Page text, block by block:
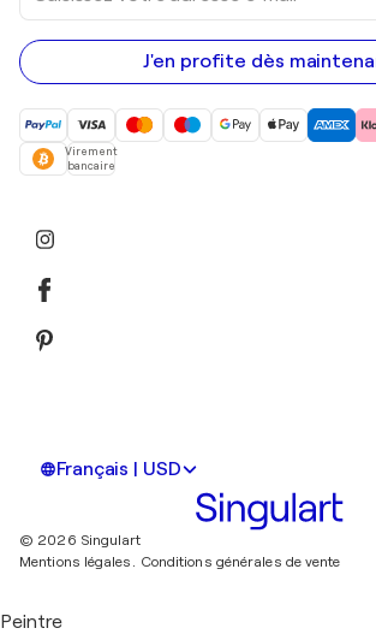
adresse
e-
mail
J'en profite dès
Virement
bancaire
Français | USD
© 2026 Singulart
Mentions légales.
Conditions générales de vente
Peintre